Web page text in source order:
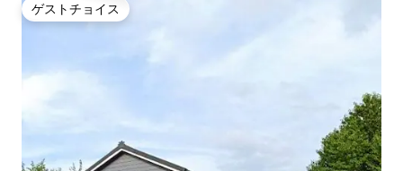
ゲストチョイス
ゲストチョイス